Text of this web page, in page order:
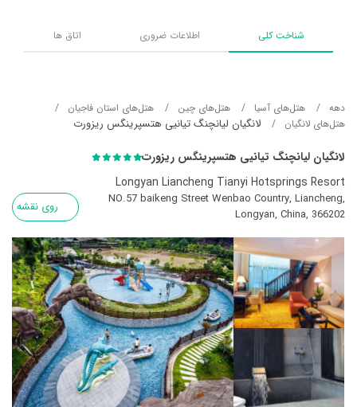
شناخت کلی اطلاعات ضروری اتاق ها
دهه هتل‌های آسيا هتل‌های چین
هتل‌های استان فاجیان
هتل‌های لانگیان
لانگیان لیانچنگ تیانیی هتسپرینگس ریزورت
لانگیان لیانچنگ تیانیی هتسپرینگس ریزورت
Longyan Liancheng Tianyi Hotsprings Resort
NO.57 baikeng Street Wenbao Country, Liancheng,
Longyan, China, 366202
روی نقشه